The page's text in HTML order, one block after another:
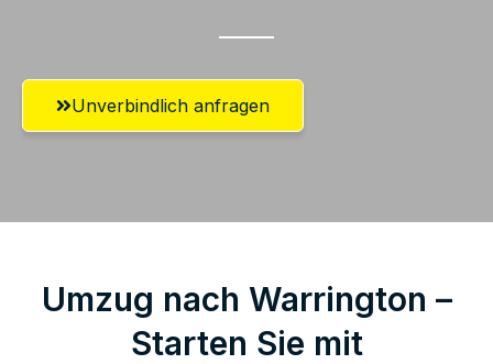
Unverbindlich anfragen
Umzug nach Warrington –
Starten Sie mit